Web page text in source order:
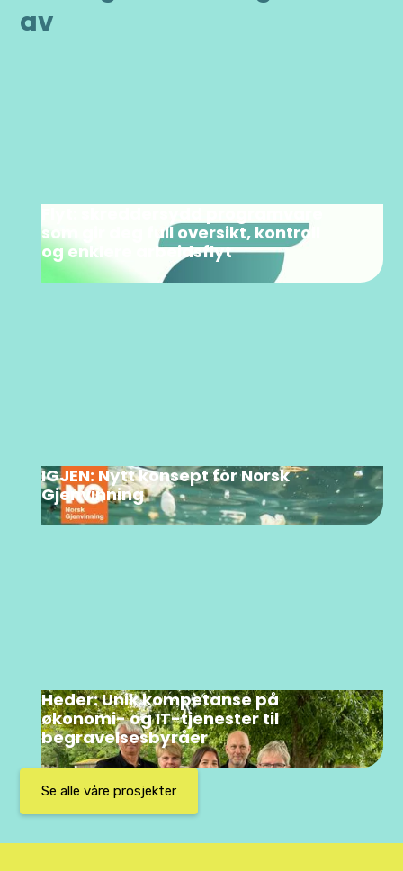
av
som gir deg full oversikt, kontroll
og enklere arbeidsflyt
IGJEN: Nytt konsept for Norsk
Gjenvinning
Heder: Unik kompetanse på
økonomi- og IT-tjenester til
begravelsesbyråer
Se alle våre prosjekter